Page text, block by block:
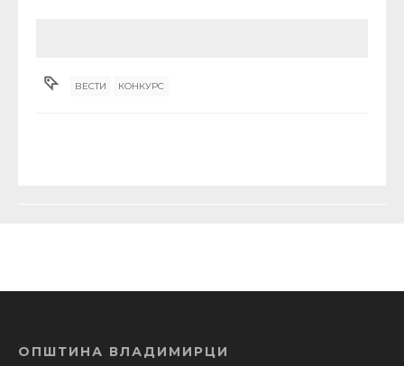
ВЕСТИ КОНКУРС
ОПШТИНА ВЛАДИМИРЦИ